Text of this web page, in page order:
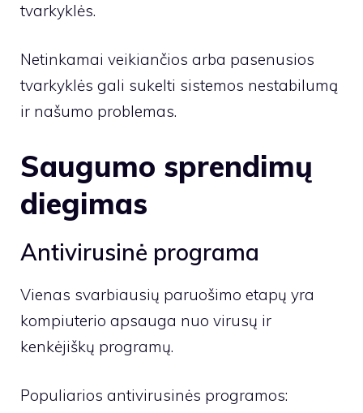
tvarkyklės.
Netinkamai veikiančios arba pasenusios
tvarkyklės gali sukelti sistemos nestabilumą
ir našumo problemas.
Saugumo sprendimų
diegimas
Antivirusinė programa
Vienas svarbiausių paruošimo etapų yra
kompiuterio apsauga nuo virusų ir
kenkėjiškų programų.
Populiarios antivirusinės programos: